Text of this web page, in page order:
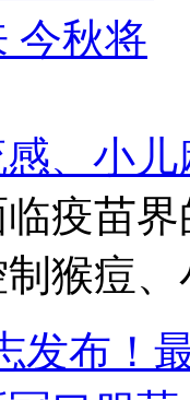
、小
疫苗
猴痘